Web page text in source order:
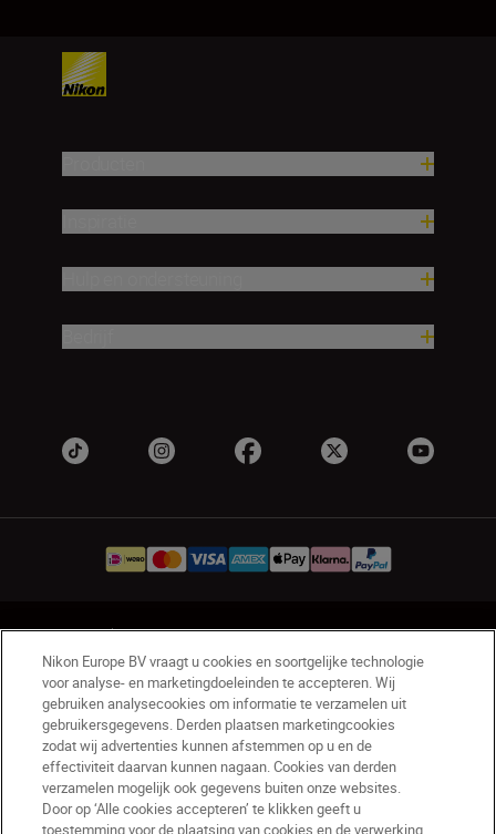
NL Nikon Sites
Contact opnemen
Privacyverklaring
Gebruiksvoorwaarden
Nikon Store - Algemene voorwaarden
Cookieverklaring
Toegankelijkheid
Cookie-instellingen
© 2026 Nikon
Nikon Europe BV vraagt u cookies en soortgelijke technologie
voor analyse- en marketingdoeleinden te accepteren. Wij
gebruiken analysecookies om informatie te verzamelen uit
gebruikersgegevens. Derden plaatsen marketingcookies
zodat wij advertenties kunnen afstemmen op u en de
effectiviteit daarvan kunnen nagaan. Cookies van derden
verzamelen mogelijk ook gegevens buiten onze websites.
Door op ‘Alle cookies accepteren’ te klikken geeft u
toestemming voor de plaatsing van cookies en de verwerking